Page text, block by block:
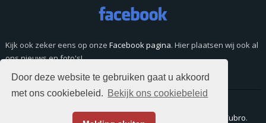
Door deze website te gebruiken gaat u akkoord
met ons cookiebeleid. Bekijk ons cookiebeleid
Kijk ook zeker eens op onze Facebook pagina. Hier plaatsen wij ook al
ons nieuws en foto's!
© Copyright 2026. Alle rechten voorbehouden. Website door Cubro.